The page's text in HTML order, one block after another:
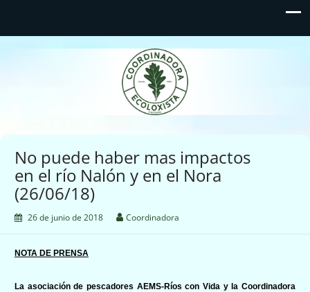
Coordinadora Ecoloxista
d'Asturies
No puede haber mas impactos
en el río Nalón y en el Nora
(26/06/18)
26 de junio de 2018 Coordinadora
NOTA DE PRENSA
La asociación de pescadores AEMS-Ríos con Vida y la Coordinadora